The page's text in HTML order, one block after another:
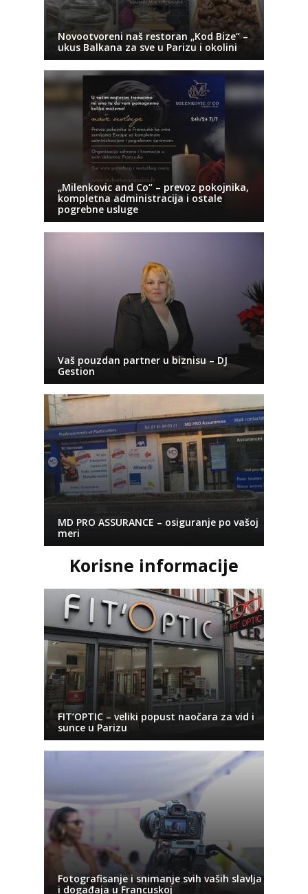
Novootvoreni naš restoran „Kod Bize“ –
ukus Balkana za sve u Parizu i okolini
„Milenkovic and Co“ – prevoz pokojnika,
kompletna administracija i ostale
pogrebne usluge
Vaš pouzdan partner u biznisu – DJ
Gestion
MD PRO ASSURANCE – osiguranje po vašoj
meri
Korisne informacije
FIT’OPTIC – veliki popust naočara za vid i
sunce u Parizu
Fotografisanje i snimanje svih vaših slavlja
i događaja u Francuskoj